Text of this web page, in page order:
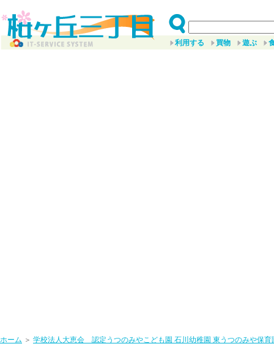
利用する 買物 遊ぶ
ホーム ＞ 学校法人大恵会 認定うつのみやこども園 石川幼稚園 東うつのみや保